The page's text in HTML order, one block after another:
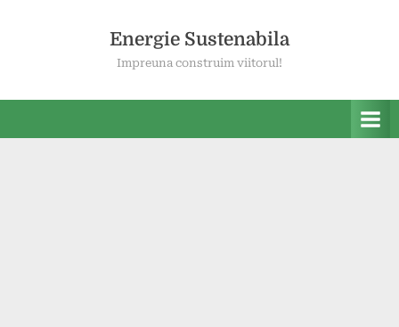
Energie Sustenabila
Impreuna construim viitorul!